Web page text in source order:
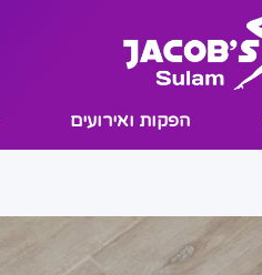
הפקות ואירועים